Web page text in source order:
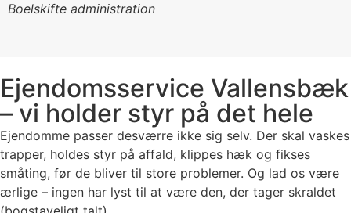
Boelskifte administration
Ejendomsservice Vallensbæk
– vi holder styr på det hele
Ejendomme passer desværre ikke sig selv. Der skal vaskes
trapper, holdes styr på affald, klippes hæk og fikses
småting, før de bliver til store problemer. Og lad os være
ærlige – ingen har lyst til at være den, der tager skraldet